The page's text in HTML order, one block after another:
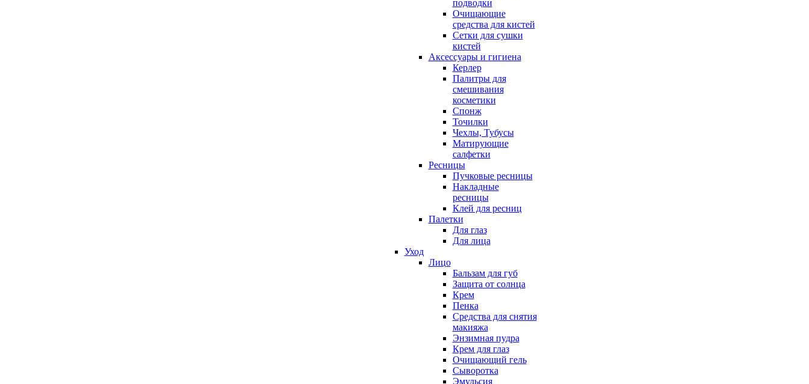
подводки
Очищающие
средства для кистей
Сетки для сушки
кистей
Аксессуары и гигиена
Керлер
Палитры для
смешивания
косметики
Спонж
Точилки
Чехлы, Тубусы
Матирующие
салфетки
Ресницы
Пучковые ресницы
Накладные
ресницы
Клей для ресниц
Палетки
Для глаз
Для лица
Уход
Лицо
Бальзам для губ
Защита от солнца
Крем
Пенка
Средства для снятия
макияжа
Энзимная пудра
Крем для глаз
Очищающий гель
Сыворотка
Эмульсия